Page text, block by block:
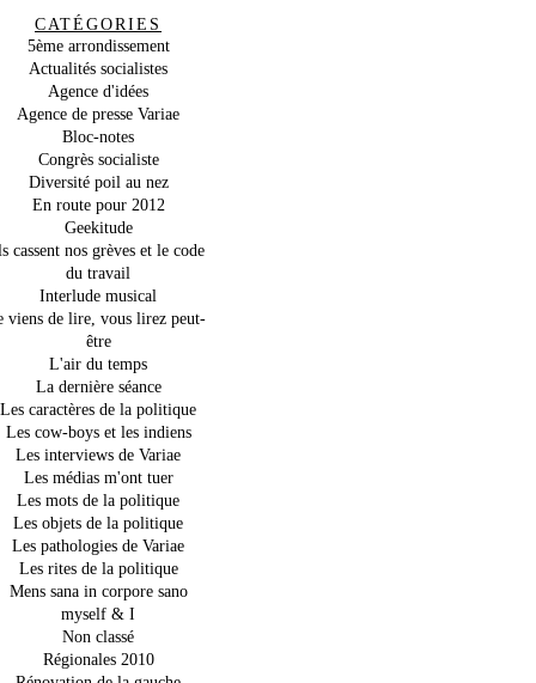
CATÉGORIES
5ème arrondissement
Actualités socialistes
Agence d'idées
Agence de presse Variae
Bloc-notes
Congrès socialiste
Diversité poil au nez
En route pour 2012
Geekitude
cassent nos grèves et le code
du travail
Interlude musical
viens de lire, vous lirez peut-
être
L'air du temps
La dernière séance
Les caractères de la politique
Les cow-boys et les indiens
Les interviews de Variae
Les médias m'ont tuer
Les mots de la politique
Les objets de la politique
Les pathologies de Variae
Les rites de la politique
Mens sana in corpore sano
myself & I
Non classé
Régionales 2010